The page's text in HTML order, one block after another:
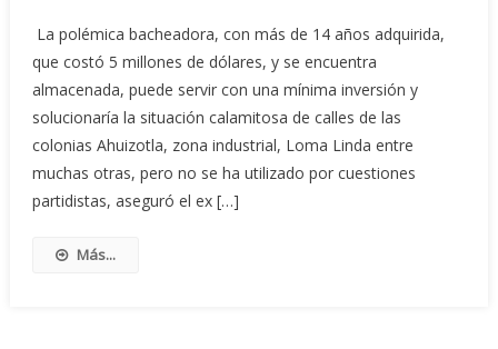
La polémica bacheadora, con más de 14 años adquirida,
que costó 5 millones de dólares, y se encuentra
almacenada, puede servir con una mínima inversión y
solucionaría la situación calamitosa de calles de las
colonias Ahuizotla, zona industrial, Loma Linda entre
muchas otras, pero no se ha utilizado por cuestiones
partidistas, aseguró el ex […]
Más...